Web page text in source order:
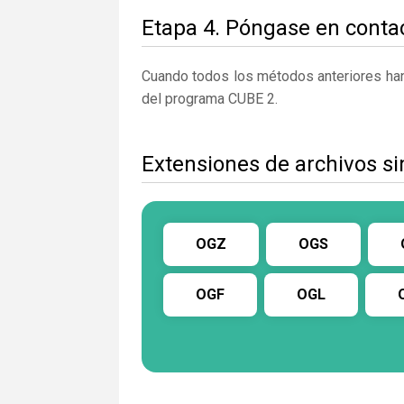
Etapa 4. Póngase en
Cuando todos los métodos anteriores
del programa CUBE 2.
Extensiones de archivos
OGZ OGS
OGF OGL